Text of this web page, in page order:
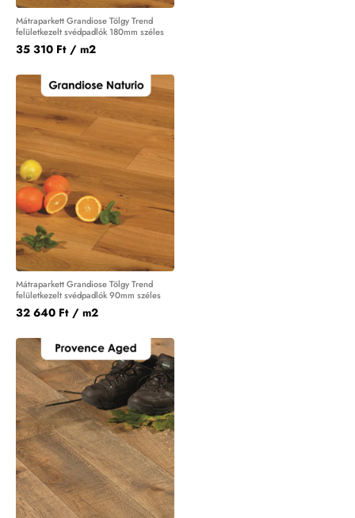
Mátraparkett Grandiose Tölgy Trend
felületkezelt svédpadlók 180mm széles
35 310 Ft / m2
Mátraparkett Grandiose Tölgy Trend
felületkezelt svédpadlók 90mm széles
32 640 Ft / m2